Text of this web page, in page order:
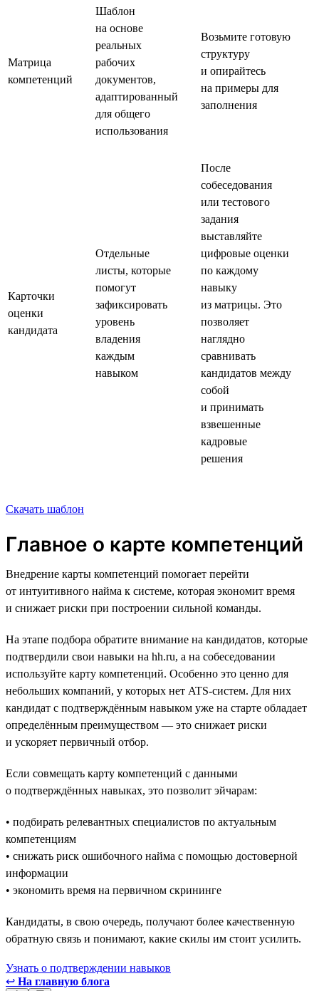
Матрица
компетенций
Шаблон
на основе
реальных
рабочих
документов,
адаптированный
для общего
использования
Возьмите готовую
структуру
и опирайтесь
на примеры для
заполнения
Карточки
оценки
кандидата
Отдельные
листы, которые
помогут
зафиксировать
уровень
владения
каждым
навыком
После
собеседования
или тестового
задания
выставляйте
цифровые оценки
по каждому
навыку
из матрицы. Это
позволяет
наглядно
сравнивать
кандидатов между
собой
и принимать
взвешенные
кадровые
решения
Скачать шаблон
Главное о карте компетенций
Внедрение карты компетенций помогает перейти
от интуитивного найма к системе, которая экономит время
и снижает риски при построении сильной команды.
На этапе подбора обратите внимание на кандидатов, которые
подтвердили свои навыки на hh.ru, а на собеседовании
используйте карту компетенций. Особенно это ценно для
небольших компаний, у которых нет ATS-систем. Для них
кандидат с подтверждённым навыком уже на старте обладает
определённым преимуществом — это снижает риски
и ускоряет первичный отбор.
Если совмещать карту компетенций с данными
о подтверждённых навыках, это позволит эйчарам:
• подбирать релевантных специалистов по актуальным
компетенциям
• снижать риск ошибочного найма с помощью достоверной
информации
• экономить время на первичном скрининге
Кандидаты, в свою очередь, получают более качественную
обратную связь и понимают, какие скилы им стоит усилить.
Узнать о подтверждении навыков
↩ На главную блога